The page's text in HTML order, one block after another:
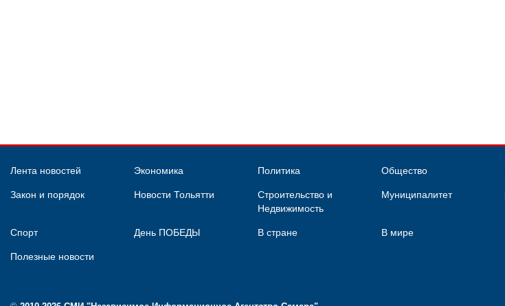
Лента новостей Экономика Политика Общество
Закон и порядок Новости Тольятти
Строительство и
Недвижимость
Муниципалитет
Спорт День ПОБЕДЫ В стране В мире
Полезные новости